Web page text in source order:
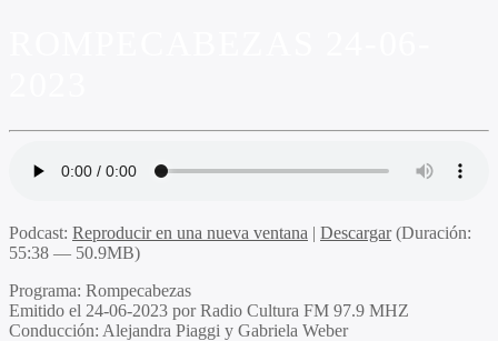
Podcast: Reproducir en una nueva ventana | Descargar(Duración:
55:38 — 50.9MB)
Programa: Rompecabezas
Emitido el 24-06-2023 por Radio Cultura FM 97.9 MHZ
Conducción: Alejandra Piaggi y Gabriela Weber